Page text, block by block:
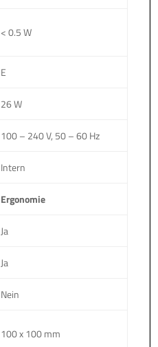
< 0.5 W
E
26 W
100 – 240 V, 50 – 60 Hz
Intern
Ergonomie
Ja
Ja
Nein
100 x 100 mm